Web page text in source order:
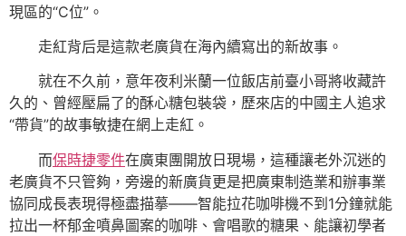
現區的“C位”。
走紅背后是這款老廣貨在海內續寫出的新故事。
就在不久前，意年夜利米蘭一位飯店前臺小哥將收藏許
久的、曾經壓扁了的酥心糖包裝袋，歷來店的中國主人追求
“帶貨”的故事敏捷在網上走紅。
而保時捷零件在廣東團開放日現場，這種讓老外沉迷的
老廣貨不只管夠，旁邊的新廣貨更是把廣東制造業和辦事業
協同成長表現得極盡描摹——智能拉花咖啡機不到1分鐘就能
拉出一杯郁金噴鼻圖案的咖啡、會唱歌的糖果、能讓初學者